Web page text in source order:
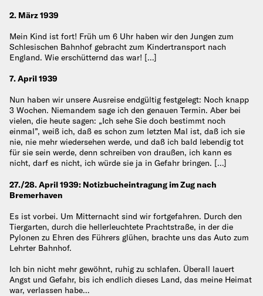
2. März 1939
Mein Kind ist fort! Früh um 6 Uhr haben wir den Jungen zum
Schlesischen Bahnhof gebracht zum Kindertransport nach
England. Wie erschütternd das war! […]
7. April 1939
Nun haben wir unsere Ausreise endgültig festgelegt: Noch knapp
3 Wochen. Niemandem sage ich den genauen Termin. Aber bei
vielen, die heute sagen: „Ich sehe Sie doch bestimmt noch
einmal”, weiß ich, daß es schon zum letzten Mal ist, daß ich sie
nie, nie mehr wiedersehen werde, und daß ich bald lebendig tot
für sie sein werde, denn schreiben von draußen, ich kann es
nicht, darf es nicht, ich würde sie ja in Gefahr bringen. […]
27./28. April 1939: Notizbucheintragung im Zug nach
Bremerhaven
Es ist vorbei. Um Mitternacht sind wir fortgefahren. Durch den
Tiergarten, durch die hellerleuchtete Prachtstraße, in der die
Pylonen zu Ehren des Führers glühen, brachte uns das Auto zum
Lehrter Bahnhof.
Ich bin nicht mehr gewöhnt, ruhig zu schlafen. Überall lauert
Angst und Gefahr, bis ich endlich dieses Land, das meine Heimat
war, verlassen habe…